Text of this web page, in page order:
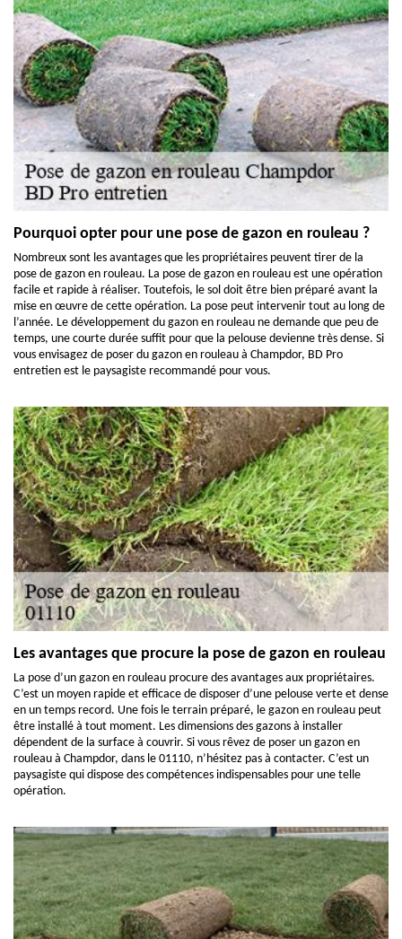
Pourquoi opter pour une pose de gazon en rouleau ?
Nombreux sont les avantages que les propriétaires peuvent tirer de la
pose de gazon en rouleau. La pose de gazon en rouleau est une opération
facile et rapide à réaliser. Toutefois, le sol doit être bien préparé avant la
mise en œuvre de cette opération. La pose peut intervenir tout au long de
l’année. Le développement du gazon en rouleau ne demande que peu de
temps, une courte durée suffit pour que la pelouse devienne très dense. Si
vous envisagez de poser du gazon en rouleau à Champdor, BD Pro
entretien est le paysagiste recommandé pour vous.
Les avantages que procure la pose de gazon en rouleau
La pose d’un gazon en rouleau procure des avantages aux propriétaires.
C’est un moyen rapide et efficace de disposer d’une pelouse verte et dense
en un temps record. Une fois le terrain préparé, le gazon en rouleau peut
être installé à tout moment. Les dimensions des gazons à installer
dépendent de la surface à couvrir. Si vous rêvez de poser un gazon en
rouleau à Champdor, dans le 01110, n’hésitez pas à contacter. C’est un
paysagiste qui dispose des compétences indispensables pour une telle
opération.